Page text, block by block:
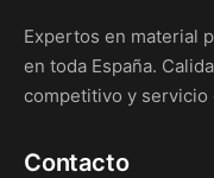
Expertos en material
en toda España.
competitivo y servicio
Contacto